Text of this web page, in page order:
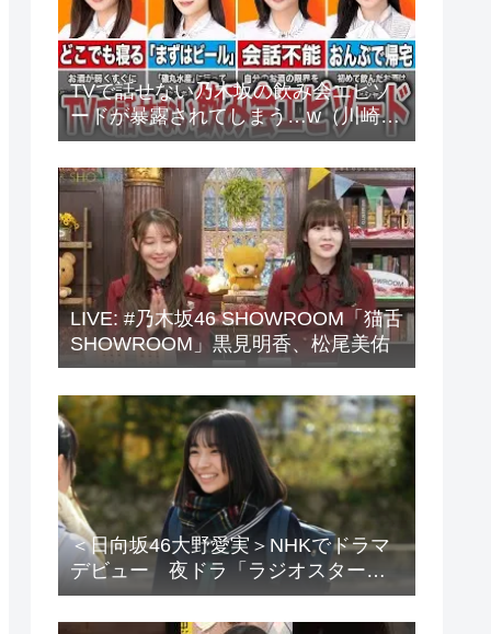
TVで話せない乃木坂の飲み会エピソ
ードが暴露されてしまう…w（川崎
桜、中西アルノ、梅澤美波、山下美
月、他）
LIVE: #乃木坂46 SHOWROOM「猫舌
SHOWROOM」黒見明香、松尾美佑
＜日向坂46大野愛実＞NHKでドラマ
デビュー 夜ドラ「ラジオスター」
登場に「かわいさハンパない」「演
技上手じゃん！」の声